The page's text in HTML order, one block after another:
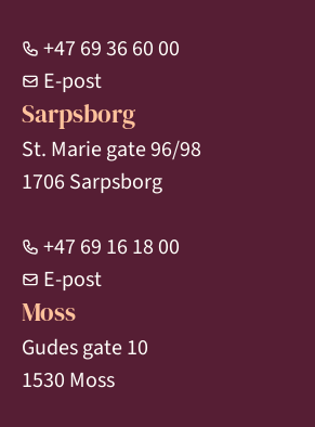
+47 69 36 60 00
E-post
Sarpsborg
St. Marie gate 96/98
1706 Sarpsborg
+47 69 16 18 00
E-post
Moss
Gudes gate 10
1530 Moss